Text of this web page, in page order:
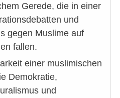
Gerede, die in einer
und
gegen Muslime auf
fallen.
einer muslimischen
Demokratie,
und